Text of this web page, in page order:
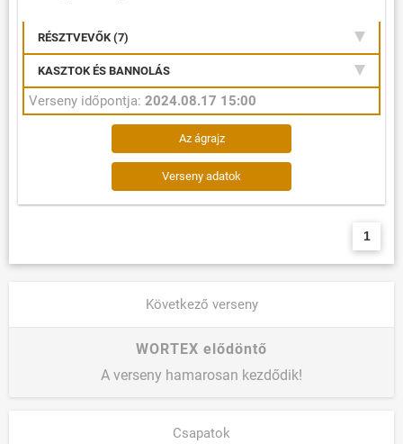
RÉSZTVEVŐK (7)
KASZTOK ÉS BANNOLÁS
Verseny időpontja: 2024.08.17 15:00
Az ágrajz
Verseny adatok
1
Következő verseny
WORTEX elődöntő
A verseny hamarosan kezdődik!
Csapatok